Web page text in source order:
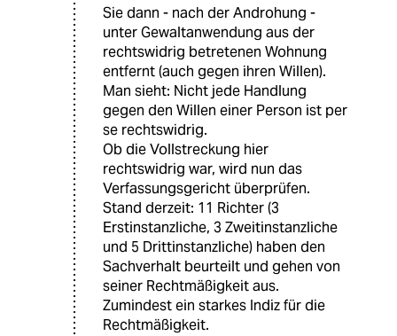
Sie dann - nach der Androhung -
unter Gewaltanwendung aus der
rechtswidrig betretenen Wohnung
entfernt (auch gegen ihren Willen).
Man sieht: Nicht jede Handlung
gegen den Willen einer Person ist per
se rechtswidrig.
Ob die Vollstreckung hier
rechtswidrig war, wird nun das
Verfassungsgericht überprüfen.
Stand derzeit: 11 Richter (3
Erstinstanzliche, 3 Zweitinstanzliche
und 5 Drittinstanzliche) haben den
Sachverhalt beurteilt und gehen von
seiner Rechtmäßigkeit aus.
Zumindest ein starkes Indiz für die
Rechtmäßigkeit.